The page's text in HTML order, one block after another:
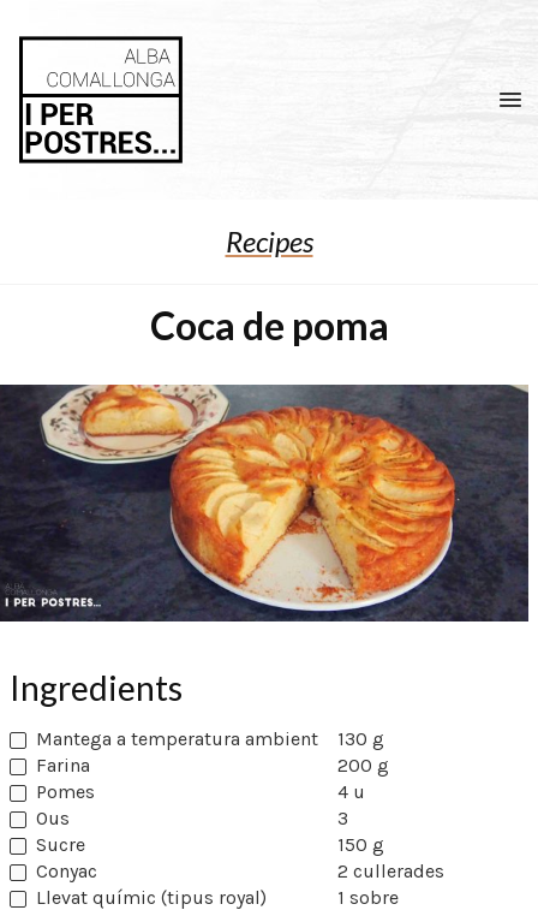
Recipes
Coca de poma
Ingredients
Mantega a temperatura ambient
130 g
Farina
200 g
Pomes
4 u
Ous
3
Sucre
150 g
Conyac
2 cullerades
Llevat químic (tipus royal)
1 sobre